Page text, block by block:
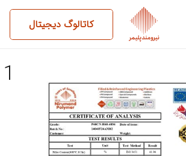
کاتالوگ دیجیتال
14040524AM02-
4836